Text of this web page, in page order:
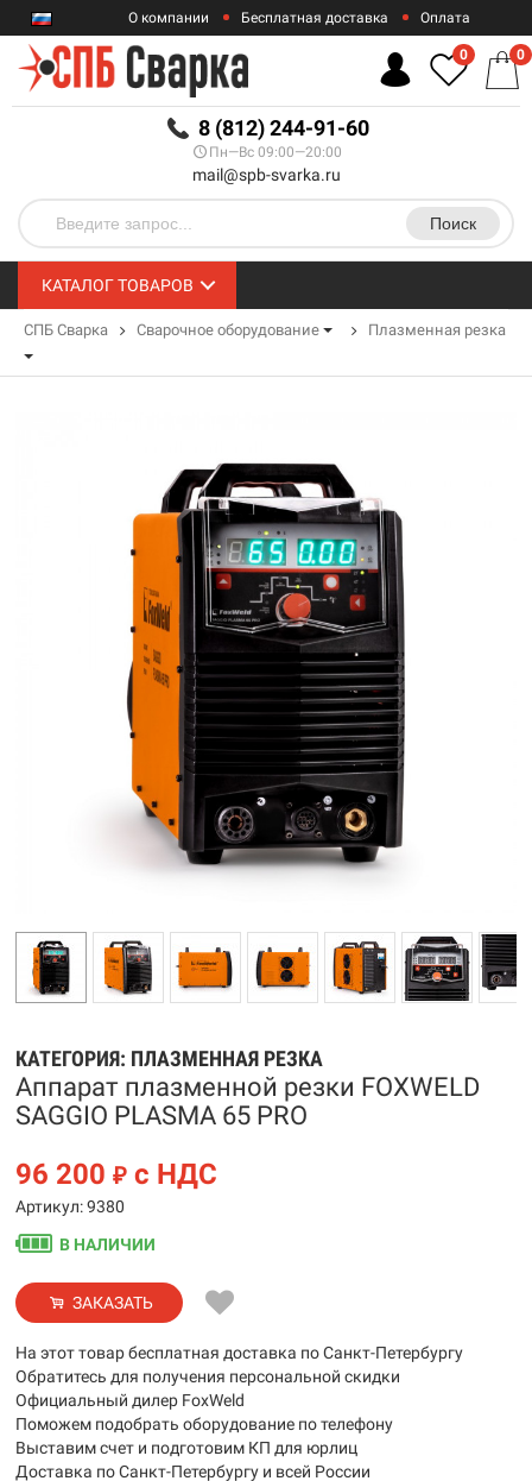
RUB
О компании Бесплатная доставка Оплата
Гарантии
8 (812) 244-91-60
Пн—Вс 09:00—20:00
mail@spb-svarka.ru
Поиск
0 0
КАТАЛОГ ТОВАРОВ
СПБ Сварка Сварочное оборудование Плазменная резка
КАТЕГОРИЯ: ПЛАЗМЕННАЯ РЕЗКА
Аппарат плазменной резки FOXWELD
SAGGIO PLASMA 65 PRO
96 200 ₽ с НДС
Артикул: 9380
В НАЛИЧИИ
ЗАКАЗАТЬ
На этот товар бесплатная доставка по Санкт-Петербургу
Обратитесь для получения персональной скидки
Официальный дилер FoxWeld
Поможем подобрать оборудование по телефону
Выставим счет и подготовим КП для юрлиц
Доставка по Санкт-Петербургу и всей России